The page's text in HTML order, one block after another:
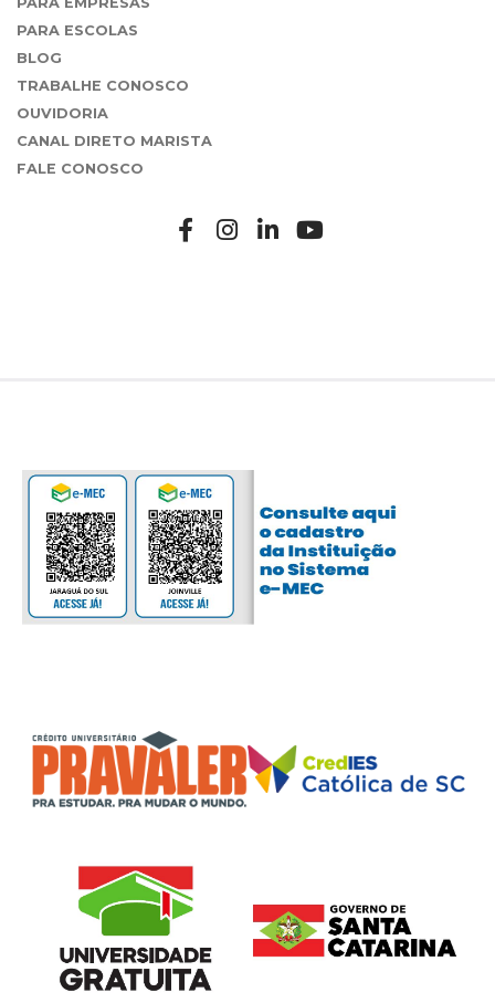
PARA ESCOLAS
BLOG
TRABALHE CONOSCO
OUVIDORIA
CANAL DIRETO MARISTA
FALE CONOSCO